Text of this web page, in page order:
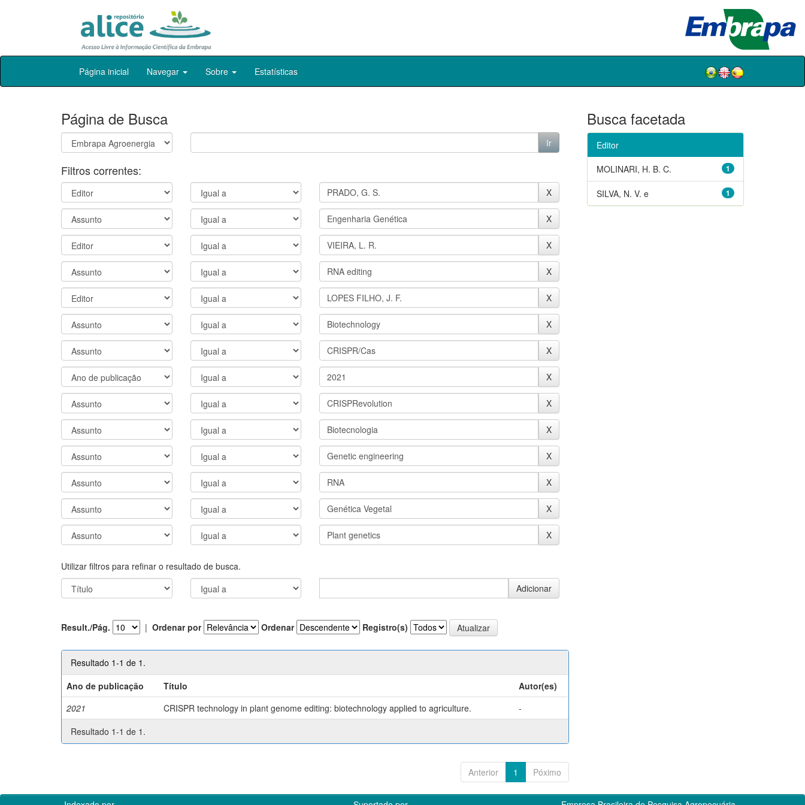
Skip
Página inicial Navegar Sobre Estatísticas
Página de Busca
Filtros correntes:
Utilizar filtros para refinar o resultado de busca.
Result./Pág. | Ordenar por Ordenar Registro(s)
Resultado 1-1 de 1.
Ano de publicação
Título
Autor(es)
2021
CRISPR technology in plant genome editing: biotechnology applied to agriculture.
-
Resultado 1-1 de 1.
Anterior 1 Póximo
Busca facetada
Editor
1
MOLINARI, H. B. C.
1
SILVA, N. V. e